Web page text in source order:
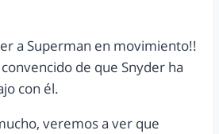
a Superman en movimiento!!
de que Snyder ha
con él.
veremos a ver que